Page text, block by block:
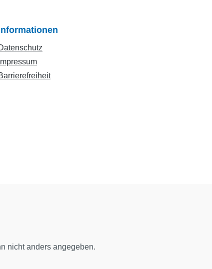
Impressum
nicht anders angegeben.